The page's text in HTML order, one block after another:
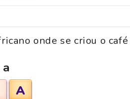
onde se criou o café
A